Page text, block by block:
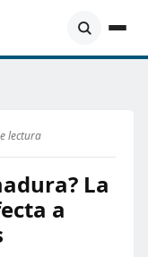
lectura
La
a